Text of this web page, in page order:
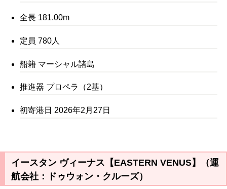
全長 181.00m
定員 780人
船籍 マーシャル諸島
推進器 プロペラ（2基）
初寄港日 2026年2月27日
イースタン ヴィーナス【EASTERN VENUS】（運
航会社：ドゥウォン・クルーズ）